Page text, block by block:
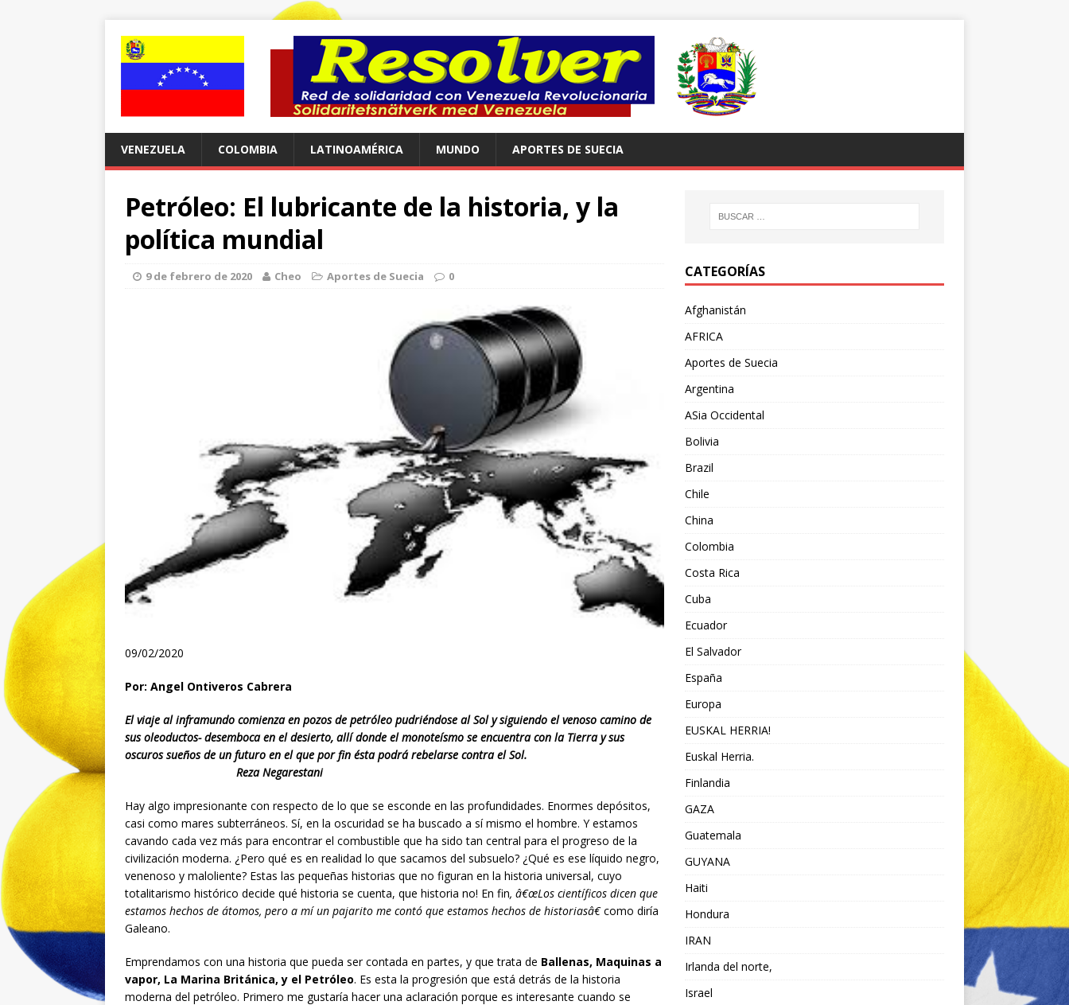
VENEZUELA COLOMBIA LATINOAMÉRICA MUNDO APORTES DE SUECIA
Petróleo: El lubricante de la historia, y la
política mundial
9 de febrero de 2020 Cheo Aportes de Suecia 0
09/02/2020
Por: Angel Ontiveros Cabrera
El viaje al inframundo comienza en pozos de petróleo pudriéndose al Sol y siguiendo el venoso camino de
sus oleoductos- desemboca en el desierto, allí donde el monoteísmo se encuentra con la Tierra y sus
oscuros sueños de un futuro en el que por fin ésta podrá rebelarse contra el Sol.
Reza Negarestani
Hay algo impresionante con respecto de lo que se esconde en las profundidades. Enormes depósitos,
casi como mares subterráneos. Sí, en la oscuridad se ha buscado a sí mismo el hombre. Y estamos
cavando cada vez más para encontrar el combustible que ha sido tan central para el progreso de la
civilización moderna. ¿Pero qué es en realidad lo que sacamos del subsuelo? ¿Qué es ese líquido negro,
venenoso y maloliente? Estas las pequeñas historias que no figuran en la historia universal, cuyo
totalitarismo histórico decide qué historia se cuenta, que historia no! En fin, â€œLos científicos dicen que
estamos hechos de átomos, pero a mí un pajarito me contó que estamos hechos de historiasâ€como diría
Galeano.
Emprendamos con una historia que pueda ser contada en partes, y que trata de Ballenas, Maquinas a
vapor, La Marina Británica, y el Petróleo. Es esta la progresión que está detrás de la historia
moderna del petróleo. Primero me gustaría hacer una aclaración porque es interesante cuando se
CATEGORÍAS
Afghanistán
AFRICA
Aportes de Suecia
Argentina
ASia Occidental
Bolivia
Brazil
Chile
China
Colombia
Costa Rica
Cuba
Ecuador
El Salvador
España
Europa
EUSKAL HERRIA!
Euskal Herria.
Finlandia
GAZA
Guatemala
GUYANA
Haiti
Hondura
IRAN
Irlanda del norte,
Israel